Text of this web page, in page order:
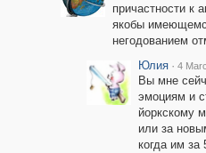
причастности к
якобы
негодованием
Юлия · 4
Вы мне
эмоциям и
йоркскому
или за
когда им за